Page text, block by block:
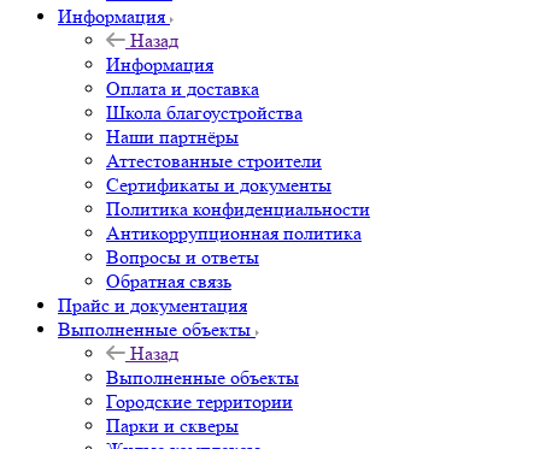
Информация
Назад
Информация
Оплата и доставка
Школа благоустройства
Наши партнёры
Аттестованные строители
Сертификаты и документы
Политика конфиденциальности
Антикоррупционная политика
Вопросы и ответы
Обратная связь
Прайс и документация
Выполненные объекты
Назад
Выполненные объекты
Городские территории
Парки и скверы